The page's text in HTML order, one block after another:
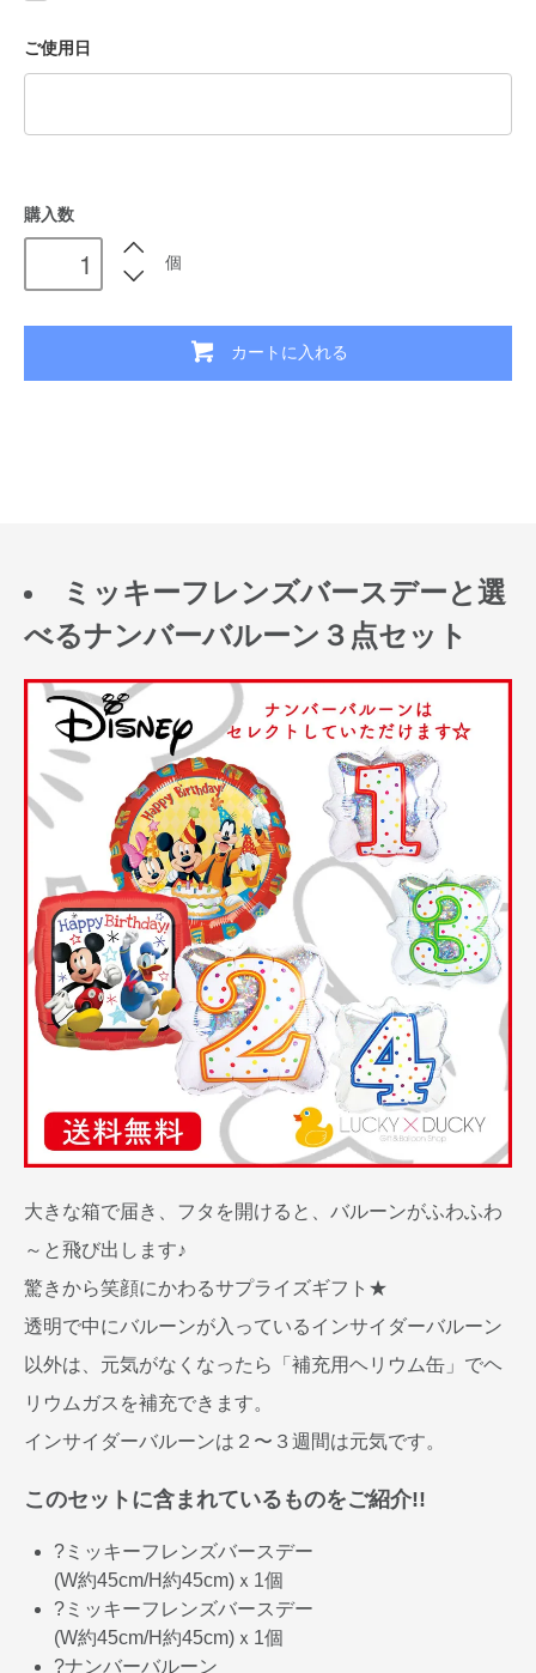
ご使用日
購入数
個
カートに入れる
ミッキーフレンズバースデーと選
べるナンバーバルーン３点セット
大きな箱で届き、フタを開けると、バルーンがふわふわ
～と飛び出します♪
驚きから笑顔にかわるサプライズギフト★
透明で中にバルーンが入っているインサイダーバルーン
以外は、元気がなくなったら「補充用ヘリウム缶」でヘ
リウムガスを補充できます。
インサイダーバルーンは２〜３週間は元気です。
このセットに含まれているものをご紹介!!
?ミッキーフレンズバースデー
(W約45cm/H約45cm)ｘ1個
?ミッキーフレンズバースデー
(W約45cm/H約45cm)ｘ1個
?ナンバーバルーン